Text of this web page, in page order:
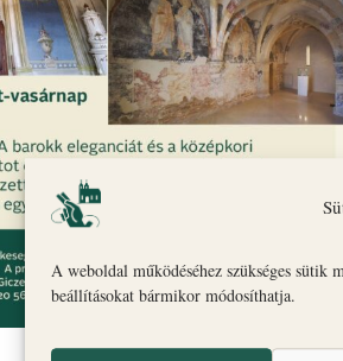
A weboldal működéséhez szükséges
beállításokat bármikor módosíthatja.